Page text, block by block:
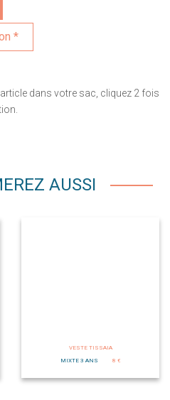
dans votre sac, cliquez 2 fois
AUSSI
VESTE TISSAIA
MIXTE 3 ANS
8 €